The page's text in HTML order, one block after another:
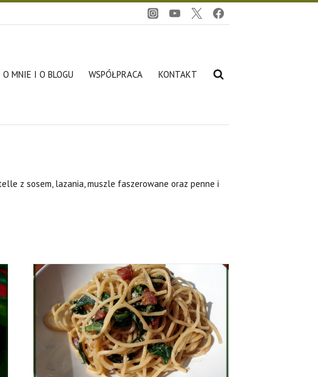
O MNIE I O BLOGU WSPÓŁPRACA KONTAKT
z sosem, lazania, muszle faszerowane oraz penne i